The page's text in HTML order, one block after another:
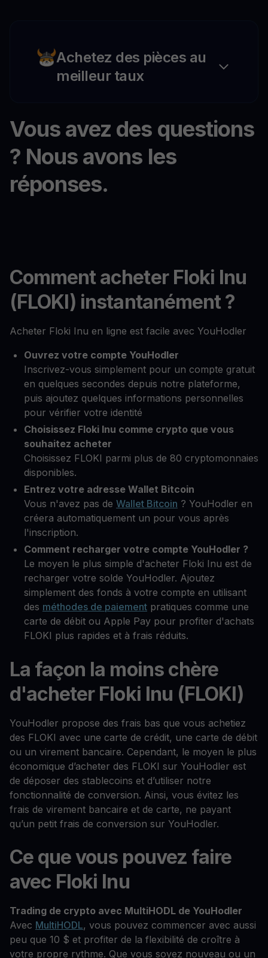
Achetez des pièces au
meilleur taux
Vous avez des questions
? Nous avons les
réponses.
Comment acheter Floki Inu
(FLOKI) instantanément ?
Acheter Floki Inu en ligne est facile avec YouHodler
Ouvrez votre compte YouHodler
Inscrivez-vous simplement pour un compte gratuit
en quelques secondes depuis notre plateforme,
puis ajoutez quelques informations personnelles
pour vérifier votre identité
Choisissez Floki Inu comme crypto que vous
souhaitez acheter
Choisissez FLOKI parmi plus de 80 cryptomonnaies
disponibles.
Entrez votre adresse Wallet Bitcoin
Vous n'avez pas de Wallet Bitcoin ? YouHodler en
créera automatiquement un pour vous après
l'inscription.
Comment recharger votre compte YouHodler ?
Le moyen le plus simple d'acheter Floki Inu est de
recharger votre solde YouHodler. Ajoutez
simplement des fonds à votre compte en utilisant
des méthodes de paiement pratiques comme une
carte de débit ou Apple Pay pour profiter d'achats
FLOKI plus rapides et à frais réduits.
La façon la moins chère
d'acheter Floki Inu (FLOKI)
YouHodler propose des frais bas que vous achetiez
des FLOKI avec une carte de crédit, une carte de débit
ou un virement bancaire. Cependant, le moyen le plus
économique d’acheter des FLOKI sur YouHodler est
de déposer des stablecoins et d’utiliser notre
fonctionnalité de conversion. Ainsi, vous évitez les
frais de virement bancaire et de carte, ne payant
qu’un petit frais de conversion sur YouHodler.
Ce que vous pouvez faire
avec Floki Inu
Trading de crypto avec MultiHODL de YouHodler
Avec MultiHODL, vous pouvez commencer avec aussi
peu que 10 $ et profiter de la flexibilité de croître à
votre propre rythme. Que vous soyez nouveau ou un